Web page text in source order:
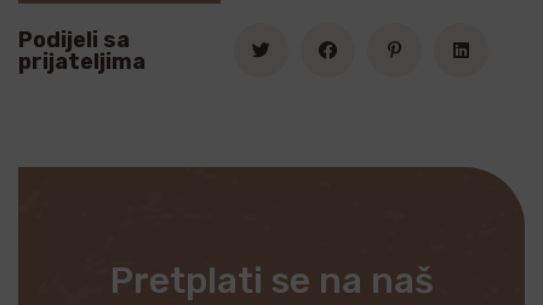
Podijeli sa
prijateljima
Pretplati se na naš